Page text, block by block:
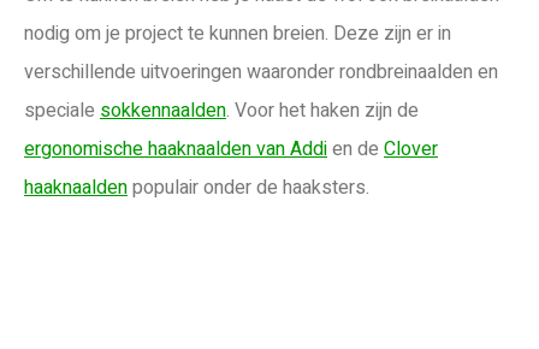
nodig om je project te kunnen breien. Deze zijn er in
verschillende uitvoeringen waaronder rondbreinaalden en
speciale sokkennaalden. Voor het haken zijn de
ergonomische haaknaalden van Addien de Clover
haaknaaldenpopulair onder de haaksters.